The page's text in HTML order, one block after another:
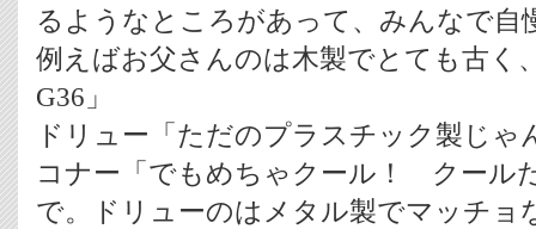
るようなところがあって、みんなで自
例えばお父さんのは木製でとても古く
G36」
ドリュー「ただのプラスチック製じゃ
コナー「でもめちゃクール！ クール
で。ドリューのはメタル製でマッチョ